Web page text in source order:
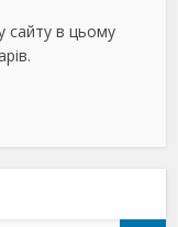
сайту в цьому